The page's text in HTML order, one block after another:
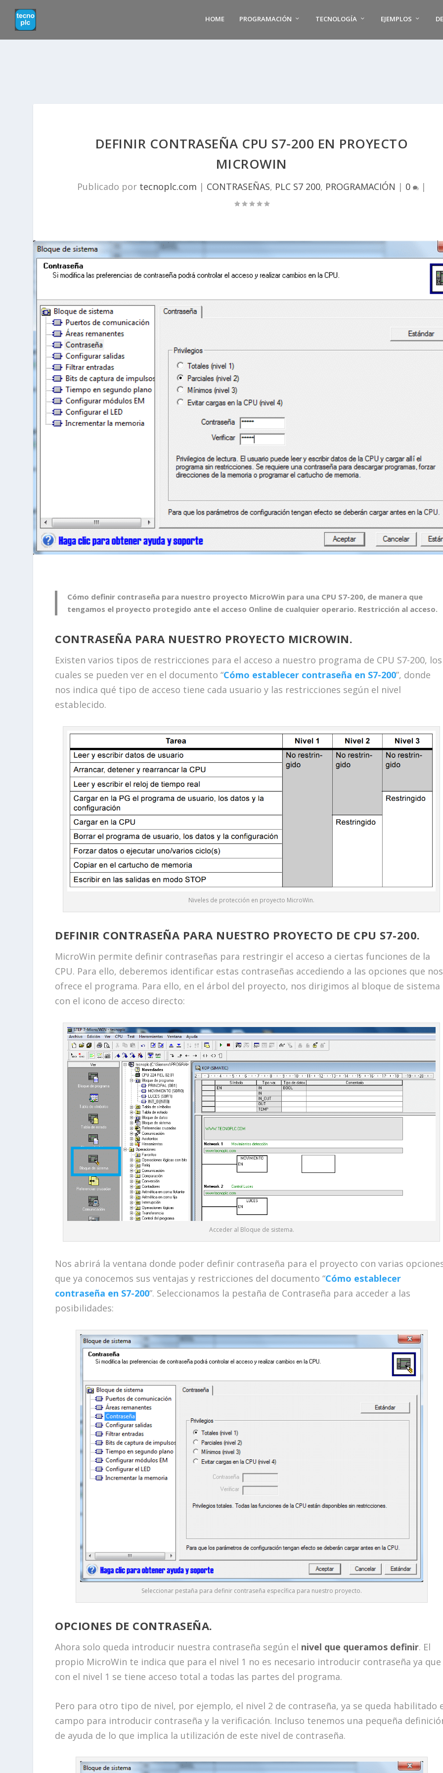
HOME PROGRAMACIÓN TECNOLOGÍA EJEMPLOS
DEFINIR CONTRASEÑA CPU S7-200 EN PROYECTO
MICROWIN
Publicado por tecnoplc.com | CONTRASEÑAS, PLC S7 200, PROGRAMACIÓN | 0 |
Cómo definir contraseña para nuestro proyecto MicroWin para una CPU S7-200, de manera que
tengamos el proyecto protegido ante el acceso Online de cualquier operario. Restricción al acceso.
CONTRASEÑA PARA NUESTRO PROYECTO MICROWIN.
Existen varios tipos de restricciones para el acceso a nuestro programa de CPU S7-200, los
cuales se pueden ver en el documento “Cómo establecer contraseña en S7-200”, donde
nos indica qué tipo de acceso tiene cada usuario y las restricciones según el nivel
establecido.
Niveles de protección en proyecto MicroWin.
DEFINIR CONTRASEÑA PARA NUESTRO PROYECTO DE CPU S7-200.
MicroWin permite definir contraseñas para restringir el acceso a ciertas funciones de la
CPU. Para ello, deberemos identificar estas contraseñas accediendo a las opciones que nos
ofrece el programa. Para ello, en el árbol del proyecto, nos dirigimos al bloque de sistema
con el icono de acceso directo:
Acceder al Bloque de sistema.
Nos abrirá la ventana donde poder definir contraseña para el proyecto con varias
que ya conocemos sus ventajas y restricciones del documento “Cómo establecer
contraseña en S7-200”. Seleccionamos la pestaña de Contraseña para acceder a las
posibilidades:
Seleccionar pestaña para definir contraseña específica para nuestro proyecto.
OPCIONES DE CONTRASEÑA.
Ahora solo queda introducir nuestra contraseña según el nivel que queramos definir. El
propio MicroWin te indica que para el nivel 1 no es necesario introducir contraseña ya que
con el nivel 1 se tiene acceso total a todas las partes del programa.
Pero para otro tipo de nivel, por ejemplo, el nivel 2 de contraseña, ya se queda habilitado
campo para introducir contraseña y la verificación. Incluso tenemos una pequeña
de ayuda de lo que implica la utilización de este nivel de contraseña.